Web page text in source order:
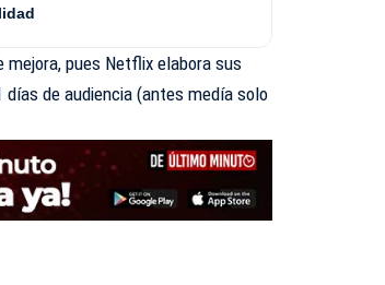
mejora, pues Netflix elabora sus
de audiencia (antes medía solo